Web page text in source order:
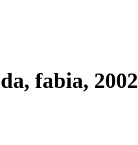
fabia, 2002